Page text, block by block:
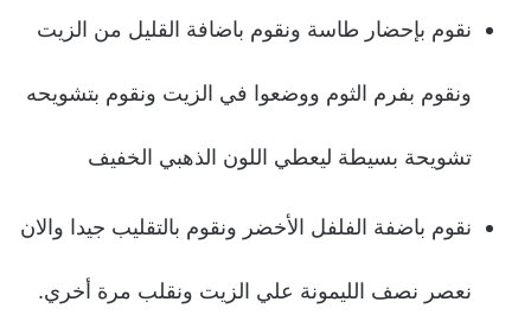
نقوم بإحضار طاسة ونقوم باضافة القليل من الزيت
ونقوم بفرم الثوم ووضعوا في الزيت ونقوم بتشويحه
تشويحة بسيطة ليعطي اللون الذهبي الخفيف
نقوم باضفة الفلفل الأخضر ونقوم بالتقليب جيدا والان
نعصر نصف الليمونة علي الزيت ونقلب مرة أخري.